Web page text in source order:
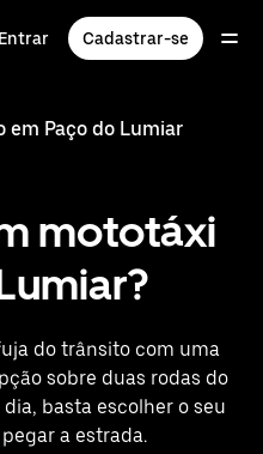
Entrar Cadastrar-se
em Paço do Lumiar
mototáxi
do trânsito com uma
sobre duas rodas do
basta escolher o seu
a estrada.